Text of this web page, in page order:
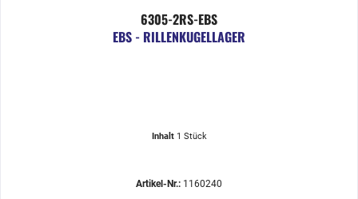
6305-2RS-EBS
EBS - RILLENKUGELLAGER
Inhalt 1 Stück
Artikel-Nr.: 1160240